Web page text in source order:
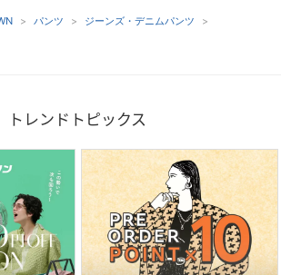
パンツ
ジーンズ・デニムパンツ
トレンドトピックス